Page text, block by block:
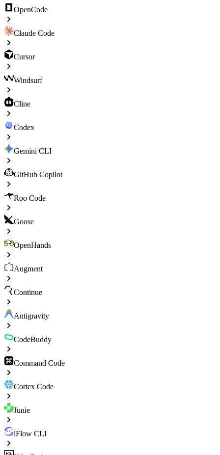
OpenCode
Claude Code
Cursor
Windsurf
Cline
Codex
Gemini CLI
GitHub Copilot
Roo Code
Goose
OpenHands
Augment
Continue
Antigravity
CodeBuddy
Command Code
Cortex Code
Junie
iFlow CLI